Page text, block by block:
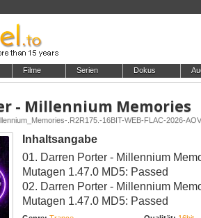
Filme Serien Dokus
- Millennium Memories
.R2R175.-16BIT-WEB-FLAC-2026-
Inhaltsangabe
01. Darren Porter - Millennium
Mutagen 1.47.0 MD5: Passed
02. Darren Porter - Millennium
Mutagen 1.47.0 MD5: Passed